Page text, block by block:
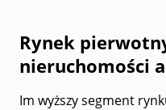
Rynek
nieruchomości
Im wyższy segment